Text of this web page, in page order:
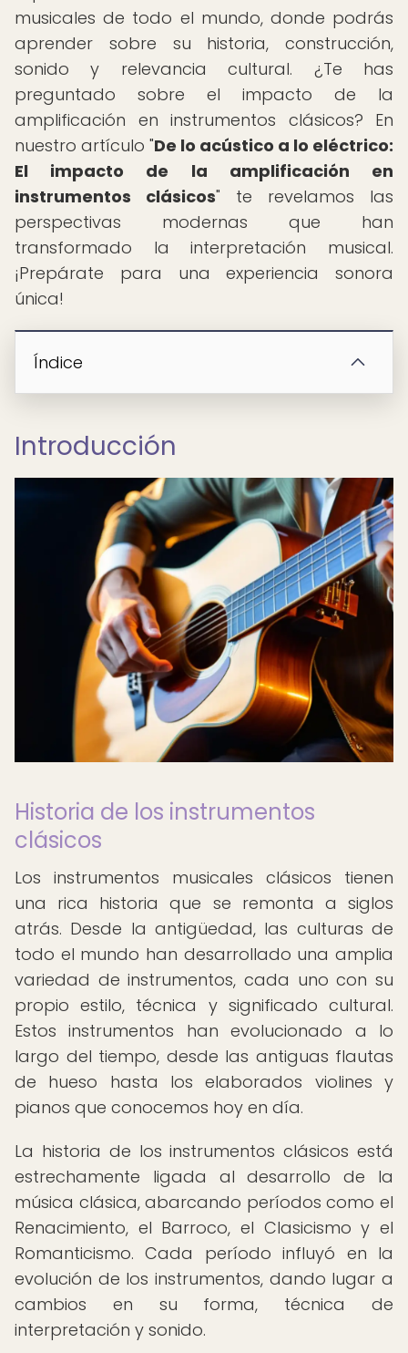
musicales de todo el mundo, donde podrás
aprender sobre su historia, construcción,
sonido y relevancia cultural. ¿Te has
preguntado sobre el impacto de la
amplificación en instrumentos clásicos? En
nuestro artículo "De lo acústico a lo eléctrico:
El impacto de la amplificación en
instrumentos clásicos" te revelamos las
perspectivas modernas que han
transformado la interpretación musical.
¡Prepárate para una experiencia sonora
única!
Índice
Introducción
Historia de los instrumentos
clásicos
Los instrumentos musicales clásicos tienen
una rica historia que se remonta a siglos
atrás. Desde la antigüedad, las culturas de
todo el mundo han desarrollado una amplia
variedad de instrumentos, cada uno con su
propio estilo, técnica y significado cultural.
Estos instrumentos han evolucionado a lo
largo del tiempo, desde las antiguas flautas
de hueso hasta los elaborados violines y
pianos que conocemos hoy en día.
La historia de los instrumentos clásicos está
estrechamente ligada al desarrollo de la
música clásica, abarcando períodos como el
Renacimiento, el Barroco, el Clasicismo y el
Romanticismo. Cada período influyó en la
evolución de los instrumentos, dando lugar a
cambios en su forma, técnica de
interpretación y sonido.